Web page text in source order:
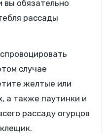
вы обязательно
рассады
случае
желтые или
а также паутинки и
рассаду огурцов